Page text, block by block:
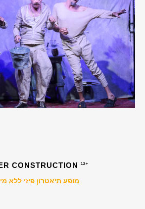
CONSTRUCTION 12+
מופע תיאטרון פיזי ללא